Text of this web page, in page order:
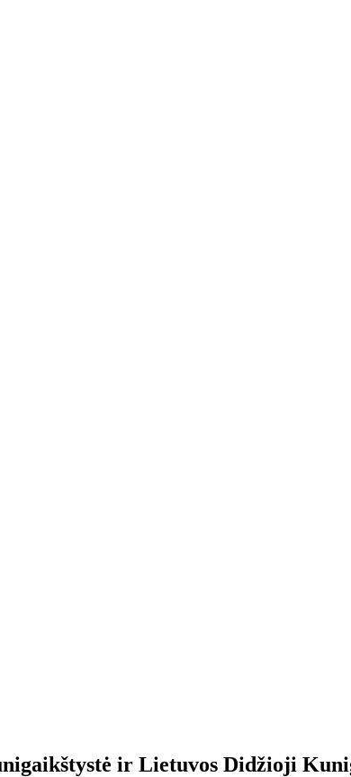
ir Lietuvos Didžioji